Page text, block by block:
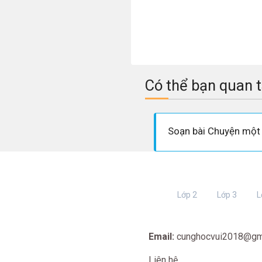
Có thể bạn quan
Lớp 2 Lớp 3
Email: